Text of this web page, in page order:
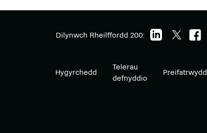
Dilynwch Rheilffordd 200:
Hygyrchedd
Telerau
defnyddio
Preifatrwydd